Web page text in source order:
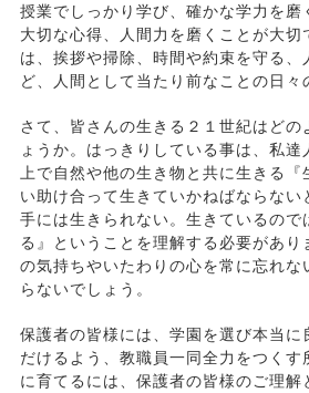
授業でしっかり学び、確かな学力を磨
大切な心得、人間力を磨くことが大切
は、挨拶や掃除、時間や約束を守る、
ど、人間として当たり前なことの日々
さて、皆さんの生きる２１世紀はどの
ょうか。はっきりしている事は、私
上で自然や他の生き物と共に生きる
い助け合って生きていかねばならない
手には生きられない。生きているので
る』ということを理解する必要があり
の気持ちやいたわりの心を常に忘れな
らないでしょう。
保護者の皆様には、学園を選び本当に
だけるよう、教職員一同全力をつくす
に育てるには、保護者の皆様のご理解